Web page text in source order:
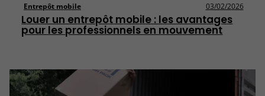
Entrepôt mobile 03/02/2026
Louer un entrepôt mobile : les avantages
pour les professionnels en mouvement